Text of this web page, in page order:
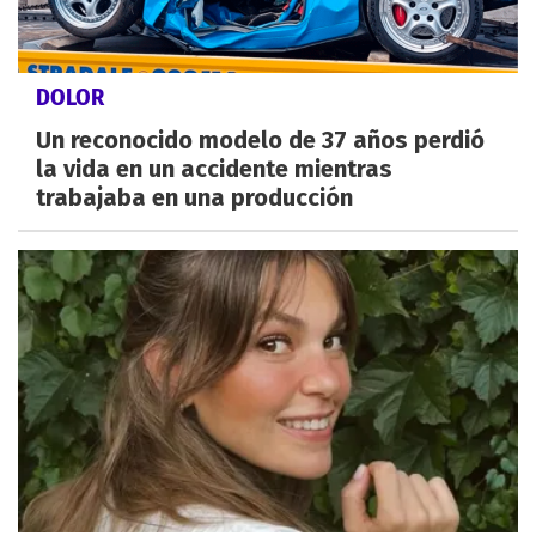
DOLOR
Un reconocido modelo de 37 años perdió
la vida en un accidente mientras
trabajaba en una producción